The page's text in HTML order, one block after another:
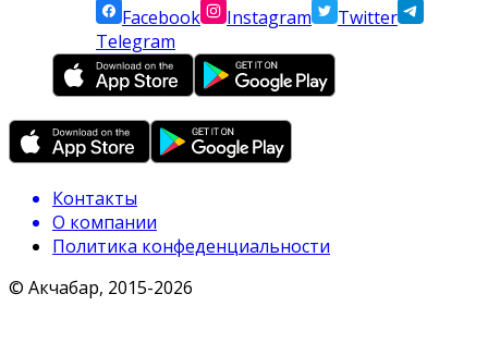
Facebook
Instagram
Twitter
Telegram
Контакты
О компании
Политика конфеденциальности
© Акчабар, 2015-2026